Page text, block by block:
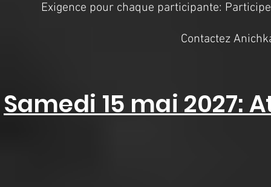
Exigence pour chaque participante:
Contactez
Samedi 15 mai 2027: